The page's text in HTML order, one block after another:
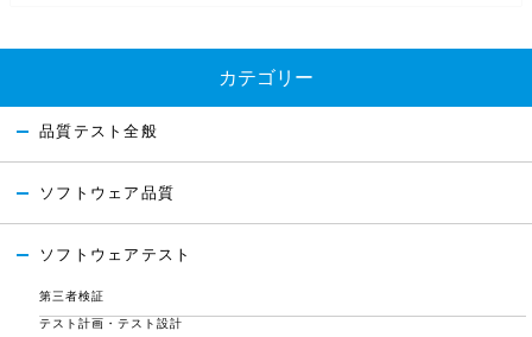
カテゴリー
品質テスト全般
ソフトウェア品質
ソフトウェアテスト
第三者検証
テスト計画・テスト設計